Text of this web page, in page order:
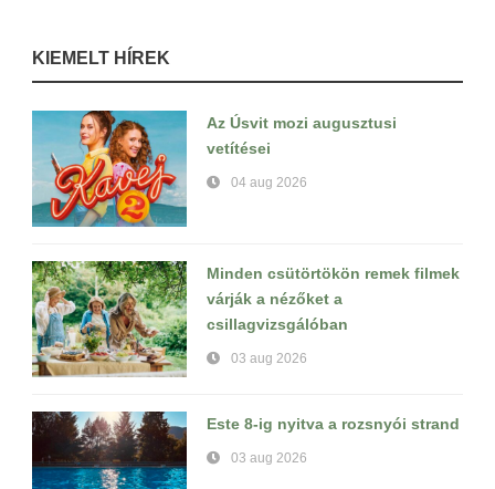
KIEMELT HÍREK
Az Úsvit mozi augusztusi
vetítései
04 aug 2026
Minden csütörtökön remek filmek
várják a nézőket a
csillagvizsgálóban
03 aug 2026
Este 8-ig nyitva a rozsnyói strand
03 aug 2026